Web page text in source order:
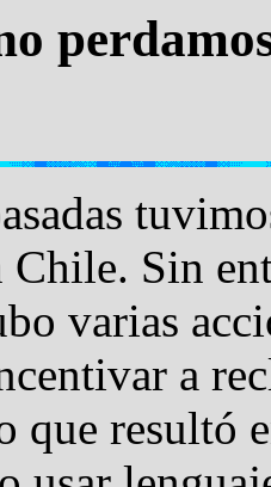
Chile. Sin
varias
a
que resultó